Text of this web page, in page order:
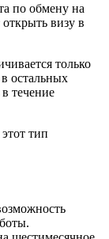
по обмену на
визу в
только
остальных
течение
тип